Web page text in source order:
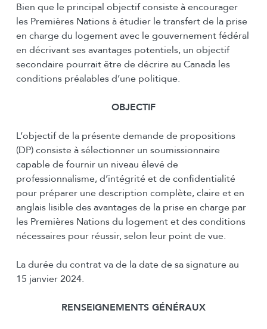
Bien que le principal objectif consiste à encourager
les Premières Nations à étudier le transfert de la prise
en charge du logement avec le gouvernement fédéral
en décrivant ses avantages potentiels, un objectif
secondaire pourrait être de décrire au Canada les
conditions préalables d’une politique.
OBJECTIF
L’objectif de la présente demande de propositions
(DP) consiste à sélectionner un soumissionnaire
capable de fournir un niveau élevé de
professionnalisme, d’intégrité et de confidentialité
pour préparer une description complète, claire et en
anglais lisible des avantages de la prise en charge par
les Premières Nations du logement et des conditions
nécessaires pour réussir, selon leur point de vue.
La durée du contrat va de la date de sa signature au
15 janvier 2024.
RENSEIGNEMENTS GÉNÉRAUX